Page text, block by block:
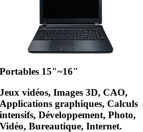
Portables 15"~16"
Jeux vidéos, Images 3D, CAO,
Applications graphiques, Calculs
intensifs, Développement, Photo,
Vidéo, Bureautique, Internet.